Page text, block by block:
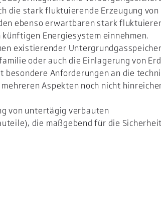
die stark fluktuierende Erzeugung von
ebenso erwartbaren stark
Energiesystem einnehmen.
existierender
oder auch die Einlagerung von
Anforderungen an die
Aspekten noch nicht
von untertägig verbauten
die maßgebend für die